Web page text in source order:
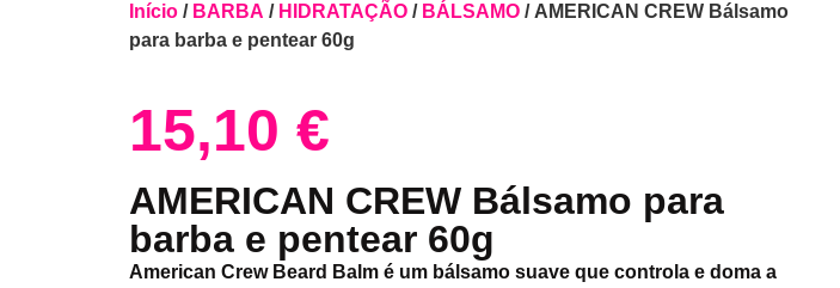
Início/ BARBA / HIDRATAÇÃO/ BÁLSAMO/ AMERICAN CREW Bálsamo
para barba e pentear 60g
15,10 €
AMERICAN CREW Bálsamo para
barba e pentear 60g
American Crew Beard Balm é um bálsamo suave que controla e doma a